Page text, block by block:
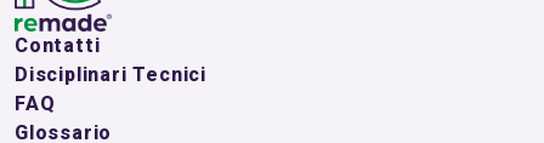
Contatti
Disciplinari Tecnici
FAQ
Glossario